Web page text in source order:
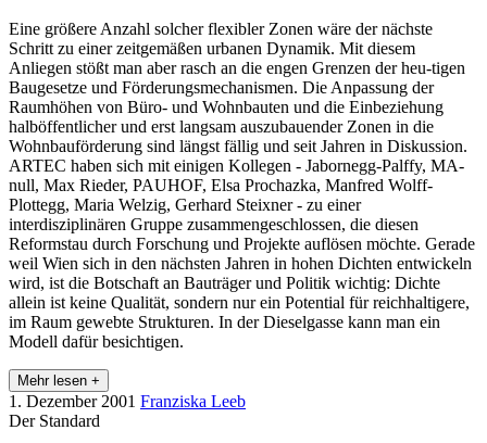
Eine größere Anzahl solcher flexibler Zonen wäre der nächste
Schritt zu einer zeitgemäßen urbanen Dynamik. Mit diesem
Anliegen stößt man aber rasch an die engen Grenzen der heu-tigen
Baugesetze und Förderungsmechanismen. Die Anpassung der
Raumhöhen von Büro- und Wohnbauten und die Einbeziehung
halböffentlicher und erst langsam auszubauender Zonen in die
Wohnbauförderung sind längst fällig und seit Jahren in Diskussion.
ARTEC haben sich mit einigen Kollegen - Jabornegg-Palffy, MA-
null, Max Rieder, PAUHOF, Elsa Prochazka, Manfred Wolff-
Plottegg, Maria Welzig, Gerhard Steixner - zu einer
interdisziplinären Gruppe zusammengeschlossen, die diesen
Reformstau durch Forschung und Projekte auflösen möchte. Gerade
weil Wien sich in den nächsten Jahren in hohen Dichten entwickeln
wird, ist die Botschaft an Bauträger und Politik wichtig: Dichte
allein ist keine Qualität, sondern nur ein Potential für reichhaltigere,
im Raum gewebte Strukturen. In der Dieselgasse kann man ein
Modell dafür besichtigen.
Mehr lesen +
1. Dezember 2001 Franziska Leeb
Der Standard